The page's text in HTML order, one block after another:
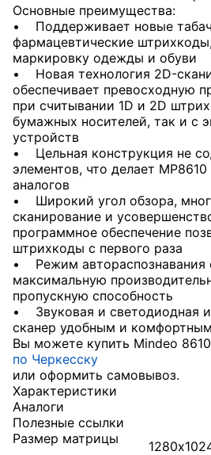
Основные преимущества:
• Поддерживает новые
фармацевтические
маркировку одежды и обуви
• Новая технология 2D-
обеспечивает превосходную
при считывании 1D и 2D
бумажных носителей, так и с
устройств
• Цельная конструкция не
элементов, что делает
аналогов
• Широкий угол обзора,
сканирование и
программное обеспечение
штрихкоды с первого раза
• Режим автораспознавания
максимальную
пропускную способность
• Звуковая и светодиодная
сканер удобным и
Вы можете купить Mindeo
по Черкесску
или оформить самовывоз.
Характеристики
Аналоги
Полезные ссылки
Размер матрицы